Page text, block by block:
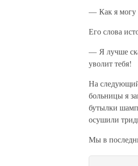
— Как я могу
Его слова
— Я лучше
уволит тебя!
На
больницы я
бутылки
осушили
Мы в